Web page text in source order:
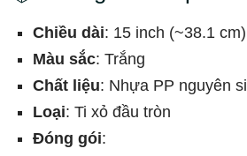
Chiều dài: 15 inch (~38.1 cm)
Màu sắc: Trắng
Chất liệu: Nhựa PP nguyên
Loại: Ti xỏ đầu tròn
Đóng gói: